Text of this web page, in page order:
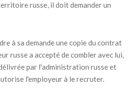
russe, il doit demander un
à sa demande une copie du contrat
russe a accepté de combler avec lui,
par l'administration russe et
l'employeur à le recruter.